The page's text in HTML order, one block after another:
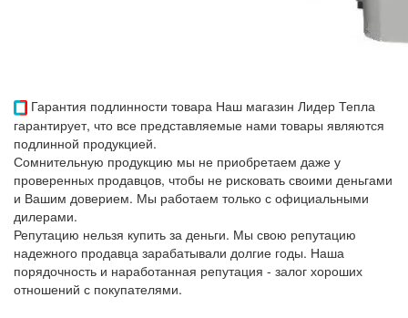
Гарантия подлинности товара Наш магазин Лидер Тепла
гарантирует, что все представляемые нами товары являются
подлинной продукцией.
Сомнительную продукцию мы не приобретаем даже у
проверенных продавцов, чтобы не рисковать своими деньгами
и Вашим доверием. Мы работаем только с официальными
дилерами.
Репутацию нельзя купить за деньги. Мы свою репутацию
надежного продавца зарабатывали долгие годы. Наша
порядочность и наработанная репутация - залог хороших
отношений с покупателями.